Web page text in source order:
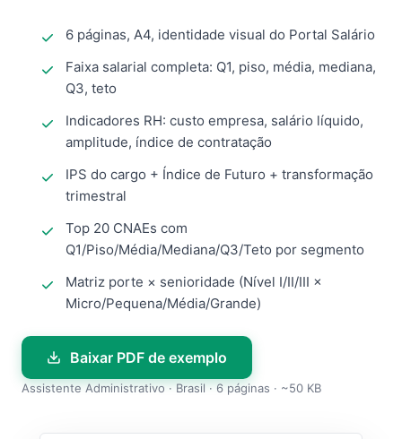
6 páginas, A4, identidade visual do Portal Salário
Faixa salarial completa: Q1, piso, média, mediana,
Q3, teto
Indicadores RH: custo empresa, salário líquido,
amplitude, índice de contratação
IPS do cargo + Índice de Futuro + transformação
trimestral
Top 20 CNAEs com
Q1/Piso/Média/Mediana/Q3/Teto por segmento
Matriz porte × senioridade (Nível I/II/III ×
Micro/Pequena/Média/Grande)
Baixar PDF de exemplo
Assistente Administrativo · Brasil · 6 páginas · ~50 KB